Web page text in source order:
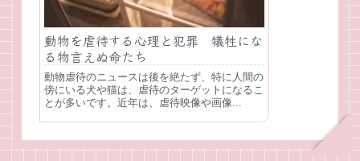
動物を虐待する心理と犯罪 犠牲にな
る物言えぬ命たち
動物虐待のニュースは後を絶たず、特に人間の
傍にいる犬や猫は、虐待のターゲットになるこ
とが多いです。近年は、虐待映像や画像...